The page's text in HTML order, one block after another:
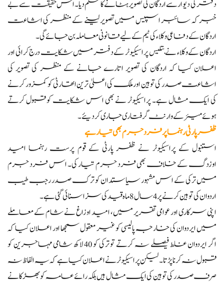
دفتر کی دیوار سے اردگان کی تصویر ہٹانے کا حکم دیا۔ اس حقیقت سے بے
خبر کہ سائبر اسپیس میں تصویر لینے کے منظر کی اشاعت
اردگان کے دفاعی وکلاء کی ٹیم کے لیے قانونی معاملہ بن جائے گی۔
اردگان کے وکلاء نے بتلیس پراسیکیوٹر کے دفتر میں شکایت درج کرائی اور
اعلان کیا کہ اردگان کی تصویر اتارے جانے کے منظر کی تصویر کی
اشاعت صدر کی توہین اور ملک کی اعلیٰ ترین اتھارٹی کو کمزور کرنے
کی ایک مثال ہے۔ پراسیکیوٹر نے بھی اس شکایت کو قبول کرتے
ہوئے میئر کے وارنٹ گرفتاری جاری کر دیئے۔
ظفر پارٹی رہنما پر فرد جرم بھی تیار ہے
استنبول کے پراسیکیوٹر نے ظفر پارٹی کے قوم پرست رہنما امید
اوزدگ کے خلاف بھی فرد جرم تیار کی۔ اس فرد جرم
میں ترکی کے اس مشہور سیاستدان کو ترک صدر رجب طیب
اردوان کی توہین کرنے پر 4 سال 8 ماہ قید کی سزا سنائی گئی ہے۔
اپنی سرکاری اور عوامی تقریر میں، امید اوزاغ نے شام کے معاملے
میں ایردوان کی خارجہ پالیسی کو غیر معقول سمجھا اور اعلان کیا کہ
اگر ایردوان غلط فیصلے نہ کرتے تو ترکی کو 40 لاکھ شامی مہاجرین کو
قبول نہ کرنا پڑتا۔ لیکن پراسیکیوٹر نے اعلان کیا ہے کہ یہ الفاظ نہ
صرف صدر کی توہین کی ایک مثال ہیں بلکہ رائے عامہ کو بھڑکانے